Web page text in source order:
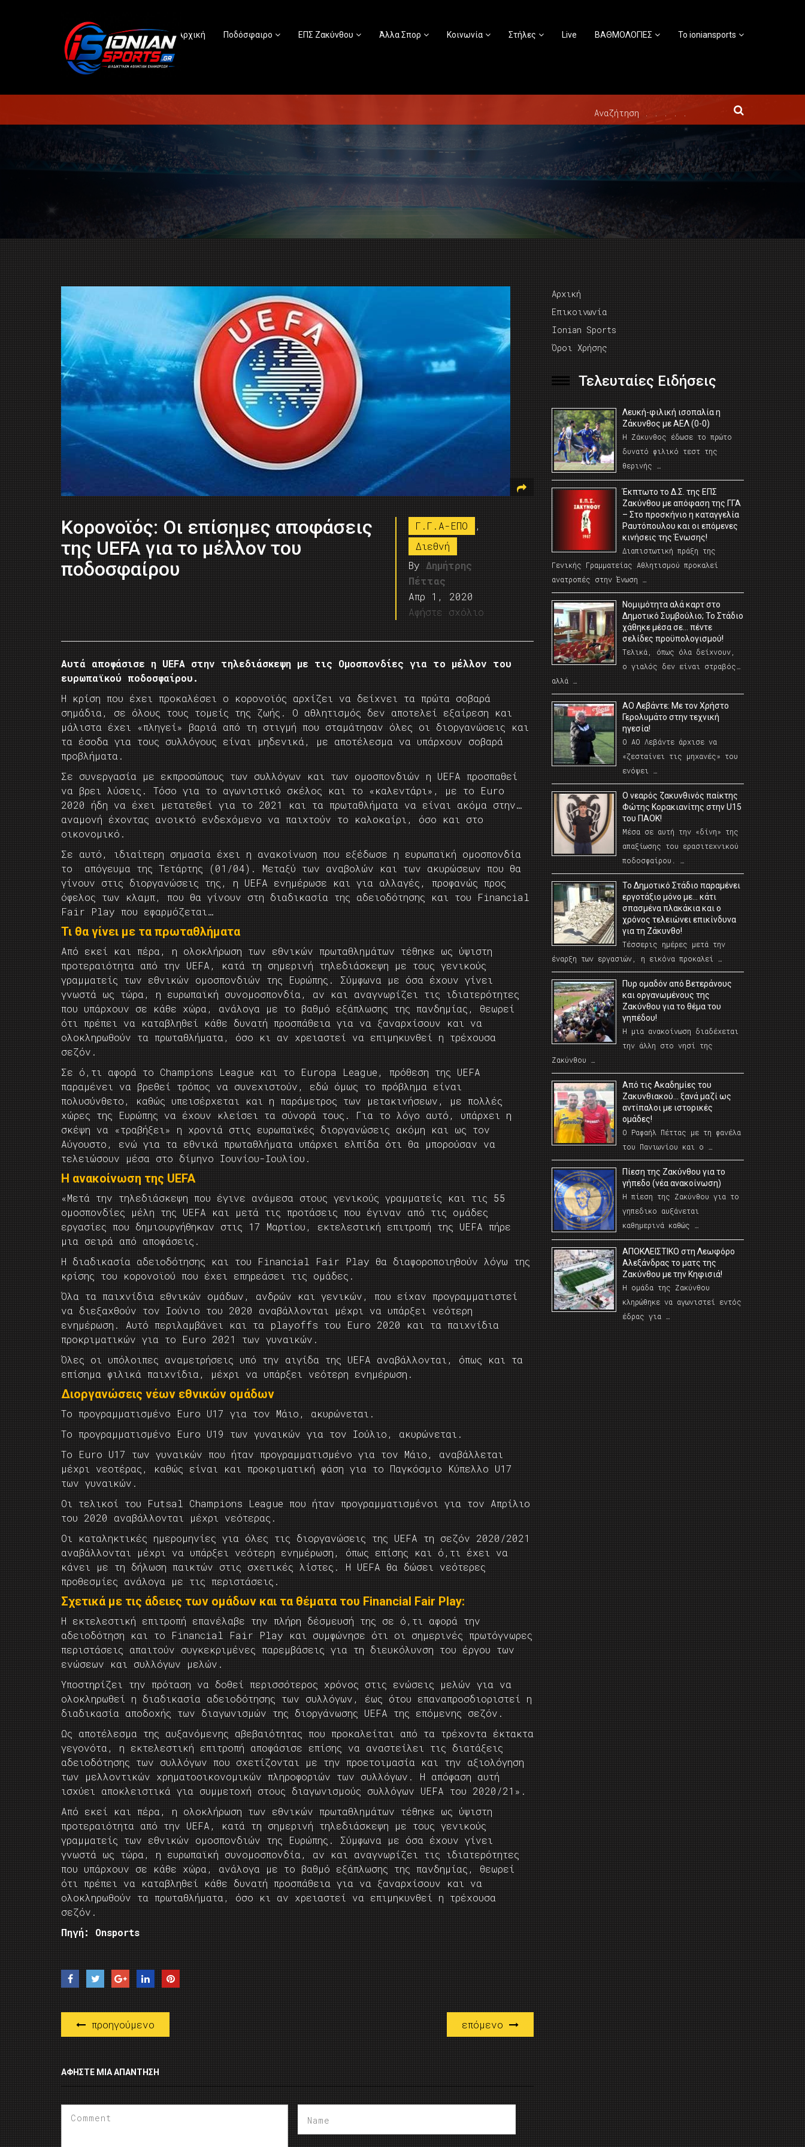
Αρχική Ποδόσφαιρο ΕΠΣ Ζακύνθου Άλλα Σπορ Κοινωνία Στήλες Live ΒΑΘΜΟΛΟΓΙΕΣ Το ioniansports
Κορονοϊός: Οι επίσημες αποφάσεις
της UEFA για το μέλλον του
ποδοσφαίρου
Γ.Γ.Α-ΕΠΟ
,
Διεθνή
By Δημήτρης
Πέττας
Απρ 1, 2020
Αφήστε σχόλιο
Αυτά αποφάσισε η UEFA στην τηλεδιάσκεψη με τις Ομοσπονδίες για το μέλλον του
ευρωπαϊκού ποδοσφαίρου.
Η κρίση που έχει προκαλέσει ο κορονοϊός αρχίζει να δείχνει τα πρώτα σοβαρά
σημάδια, σε όλους τους τομείς της ζωής. Ο αθλητισμός δεν αποτελεί εξαίρεση και
μάλιστα έχει «πληγεί» βαριά από τη στιγμή που σταμάτησαν όλες οι διοργανώσεις και
τα έσοδα για τους συλλόγους είναι μηδενικά, με αποτέλεσμα να υπάρχουν σοβαρά
προβλήματα.
Σε συνεργασία με εκπροσώπους των συλλόγων και των ομοσπονδιών η UEFA προσπαθεί
να βρει λύσεις. Τόσο για το αγωνιστικό σκέλος και το «καλεντάρι», με το Euro
2020 ήδη να έχει μετατεθεί για το 2021 και τα πρωταθλήματα να είναι ακόμα στην…
αναμονή έχοντας ανοικτό ενδεχόμενο να παιχτούν το καλοκαίρι, όσο και στο
οικονομικό.
Σε αυτό, ιδιαίτερη σημασία έχει η ανακοίνωση που εξέδωσε η ευρωπαϊκή ομοσπονδία
το απόγευμα της Τετάρτης (01/04). Μεταξύ των αναβολών και των ακυρώσεων που θα
γίνουν στις διοργανώσεις της, η UEFA ενημέρωσε και για αλλαγές, προφανώς προς
όφελος των κλαμπ, που θα γίνουν στη διαδικασία της αδειοδότησης και του Financial
Fair Play που εφαρμόζεται…
Τι θα γίνει με τα πρωταθλήματα
Από εκεί και πέρα, η ολοκλήρωση των εθνικών πρωταθλημάτων τέθηκε ως ύψιστη
προτεραιότητα από την UEFA, κατά τη σημερινή τηλεδιάσκεψη με τους γενικούς
γραμματείς των εθνικών ομοσπονδιών της Ευρώπης. Σύμφωνα με όσα έχουν γίνει
γνωστά ως τώρα, η ευρωπαϊκή συνομοσπονδία, αν και αναγνωρίζει τις ιδιατερότητες
που υπάρχουν σε κάθε χώρα, ανάλογα με το βαθμό εξάπλωσης της πανδημίας, θεωρεί
ότι πρέπει να καταβληθεί κάθε δυνατή προσπάθεια για να ξαναρχίσουν και να
ολοκληρωθούν τα πρωταθλήματα, όσο κι αν χρειαστεί να επιμηκυνθεί η τρέχουσα
σεζόν.
Σε ό,τι αφορά το Champions League και το Europa League, πρόθεση της UEFA
παραμένει να βρεθεί τρόπος να συνεχιστούν, εδώ όμως το πρόβλημα είναι
πολυσύνθετο, καθώς υπεισέρχεται και η παράμετρος των μετακινήσεων, με πολλές
χώρες της Ευρώπης να έχουν κλείσει τα σύνορά τους. Για το λόγο αυτό, υπάρχει η
σκέψη να «τραβήξει» η χρονιά στις ευρωπαϊκές διοργανώσεις ακόμη και ως τον
Αύγουστο, ενώ για τα εθνικά πρωταθλήματα υπάρχει ελπίδα ότι θα μπορούσαν να
τελειώσουν μέσα στο δίμηνο Ιουνίου-Ιουλίου.
Η ανακοίνωση της UEFA
«Μετά την τηλεδιάσκεψη που έγινε ανάμεσα στους γενικούς γραμματείς και τις 55
ομοσπονδίες μέλη της UEFA και μετά τις προτάσεις που έγιναν από τις ομάδες
εργασίες που δημιουργήθηκαν στις 17 Μαρτίου, εκτελεστική επιτροπή της UEFA πήρε
μια σειρά από αποφάσεις.
Η διαδικασία αδειοδότησης και του Financial Fair Play θα διαφοροποιηθούν λόγω της
κρίσης του κορονοϊού που έχει επηρεάσει τις ομάδες.
Όλα τα παιχνίδια εθνικών ομάδων, ανδρών και γενικών, που είχαν προγραμματιστεί
να διεξαχθούν τον Ιούνιο του 2020 αναβάλλονται μέχρι να υπάρξει νεότερη
ενημέρωση. Αυτό περιλαμβάνει και τα playoffs του Euro 2020 και τα παιχνίδια
προκριματικών για το Euro 2021 των γυναικών.
Όλες οι υπόλοιπες αναμετρήσεις υπό την αιγίδα της UEFA αναβάλλονται, όπως και τα
επίσημα φιλικά παιχνίδια, μέχρι να υπάρξει νεότερη ενημέρωση.
Διοργανώσεις νέων εθνικών ομάδων
Το προγραμματισμένο Euro U17 για τον Μάιο, ακυρώνεται.
Το προγραμματισμένο Euro U19 των γυναικών για τον Ιούλιο, ακυρώνεται.
Το Euro U17 των γυναικών που ήταν προγραμματισμένο για τον Μάιο, αναβάλλεται
μέχρι νεοτέρας, καθώς είναι και προκριματική φάση για το Παγκόσμιο Κύπελλο U17
των γυναικών.
Οι τελικοί του Futsal Champions League που ήταν προγραμματισμένοι για τον Απρίλιο
του 2020 αναβάλλονται μέχρι νεότερας.
Οι καταληκτικές ημερομηνίες για όλες τις διοργανώσεις της UEFA τη σεζόν 2020/2021
αναβάλλονται μέχρι να υπάρξει νεότερη ενημέρωση, όπως επίσης και ό,τι έχει να
κάνει με τη δήλωση παικτών στις σχετικές λίστες. Η UEFA θα δώσει νεότερες
προθεσμίες ανάλογα με τις περιστάσεις.
Σχετικά με τις άδειες των ομάδων και τα θέματα του Financial Fair Play:
Η εκτελεστική επιτροπή επανέλαβε την πλήρη δέσμευσή της σε ό,τι αφορά την
αδειοδότηση και το Financial Fair Play και συμφώνησε ότι οι σημερινές πρωτόγνωρες
περιστάσεις απαιτούν συγκεκριμένες παρεμβάσεις για τη διευκόλυνση του έργου των
ενώσεων και συλλόγων μελών.
Υποστηρίζει την πρόταση να δοθεί περισσότερος χρόνος στις ενώσεις μελών για να
ολοκληρωθεί η διαδικασία αδειοδότησης των συλλόγων, έως ότου επαναπροσδιοριστεί η
διαδικασία αποδοχής των διαγωνισμών της διοργάνωσης UEFA της επόμενης σεζόν.
Ως αποτέλεσμα της αυξανόμενης αβεβαιότητας που προκαλείται από τα τρέχοντα έκτακτα
γεγονότα, η εκτελεστική επιτροπή αποφάσισε επίσης να αναστείλει τις διατάξεις
αδειοδότησης των συλλόγων που σχετίζονται με την προετοιμασία και την αξιολόγηση
των μελλοντικών χρηματοοικονομικών πληροφοριών των συλλόγων. Η απόφαση αυτή
ισχύει αποκλειστικά για συμμετοχή στους διαγωνισμούς συλλόγων UEFA του 2020/21».
Από εκεί και πέρα, η ολοκλήρωση των εθνικών πρωταθλημάτων τέθηκε ως ύψιστη
προτεραιότητα από την UEFA, κατά τη σημερινή τηλεδιάσκεψη με τους γενικούς
γραμματείς των εθνικών ομοσπονδιών της Ευρώπης. Σύμφωνα με όσα έχουν γίνει
γνωστά ως τώρα, η ευρωπαϊκή συνομοσπονδία, αν και αναγνωρίζει τις ιδιατερότητες
που υπάρχουν σε κάθε χώρα, ανάλογα με το βαθμό εξάπλωσης της πανδημίας, θεωρεί
ότι πρέπει να καταβληθεί κάθε δυνατή προσπάθεια για να ξαναρχίσουν και να
ολοκληρωθούν τα πρωταθλήματα, όσο κι αν χρειαστεί να επιμηκυνθεί η τρέχουσα
σεζόν.
Πηγή: Onsports
προηγούμενο επόμενο
ΑΦΉΣΤΕ ΜΙΑ ΑΠΆΝΤΗΣΗ
Αρχική
Επικοινωνία
Ionian Sports
Όροι Χρήσης
Τελευταίες Ειδήσεις
Λευκή-φιλική ισοπαλία η
Ζάκυνθος με ΑΕΛ (0-0)
Η Ζάκυνθος έδωσε το πρώτο
δυνατό φιλικό τεστ της
θερινής …
Έκπτωτο το Δ.Σ. της ΕΠΣ
Ζακύνθου με απόφαση της ΓΓΑ
– Στο προσκήνιο η καταγγελία
Ραυτόπουλου και οι επόμενες
κινήσεις της Ένωσης!
Διαπιστωτική πράξη της
Γενικής Γραμματείας Αθλητισμού προκαλεί
ανατροπές στην Ένωση …
Νομιμότητα αλά καρτ στο
Δημοτικό Συμβούλιο; Το Στάδιο
χάθηκε μέσα σε… πέντε
σελίδες προϋπολογισμού!
Τελικά, όπως όλα δείχνουν,
ο γιαλός δεν είναι στραβός…
αλλά …
ΑΟ Λεβάντε: Με τον Χρήστο
Γερολυμάτο στην τεχνική
ηγεσία!
Ο ΑΟ Λεβάντε άρχισε να
«ζεσταίνει τις μηχανές» του
ενόψει …
O νεαρός ζακυνθινός παίκτης
Φώτης Κορακιανίτης στην U15
του ΠΑΟΚ!
Μέσα σε αυτή την «δίνη» της
απαξίωσης του ερασιτεχνικού
ποδοσφαίρου. …
Το Δημοτικό Στάδιο παραμένει
εργοτάξιο μόνο με… κάτι
σπασμένα πλακάκια και ο
χρόνος τελειώνει επικίνδυνα
για τη Ζάκυνθο!
Τέσσερις ημέρες μετά την
έναρξη των εργασιών, η εικόνα προκαλεί …
Πυρ ομαδόν από Βετεράνους
και οργανωμένους της
Ζακύνθου για το θέμα του
γηπέδου!
Η μια ανακοίνωση διαδέχεται
την άλλη στο νησί της
Ζακύνθου …
Από τις Ακαδημίες του
Ζακυνθιακού… ξανά μαζί ως
αντίπαλοι με ιστορικές
ομάδες!
Ο Ραφαήλ Πέττας με τη φανέλα
του Πανιωνίου και ο …
Πίεση της Ζακύνθου για το
γήπεδο (νέα ανακοίνωση)
Η πίεση της Ζακύνθου για το
γηπεδικο αυξάνεται
καθημερινά καθώς …
AΠΟΚΛΕΙΣΤΙΚΟ στη Λεωφόρο
Αλεξάνδρας το ματς της
Ζακύνθου με την Κηφισιά!
Η ομάδα της Ζακύνθου
κληρώθηκε να αγωνιστεί εντός
έδρας για …